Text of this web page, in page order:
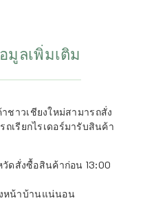
มูลเพิ่มเติม
ชาวเชียงใหม่สามารถสั่ง
เรียกไรเดอร์มารับสินค้า
ดสั่งซื้อสินค้าก่อน 13:00
งหน้าบ้านแน่นอน